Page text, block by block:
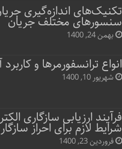
تکنیک‌های اندازه‌گیری
سنسورهای مختلف جریان
بهمن 24, 1400
انواع ترانسفورمرها و کاربرد
شهریور 10, 1400
فرآیند ارزیابی سازگاری
شرایط لازم برای احراز
فروردین 23, 1400